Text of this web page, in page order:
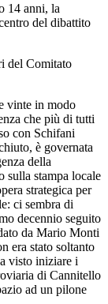
14 anni, la
del dibattito
del Comitato
vinte in modo
che più di tutti
con Schifani
è governata
della
sulla stampa locale
strategica per
ci sembra di
decennio seguito
da Mario Monti
era stato soltanto
visto iniziare i
di Cannitello
ad un pilone